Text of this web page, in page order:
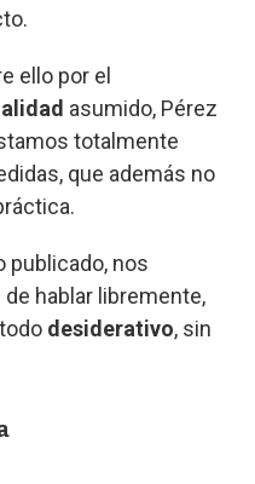
ello por el
asumido, Pérez
totalmente
que además no
publicado, nos
hablar libremente,
desiderativo, sin